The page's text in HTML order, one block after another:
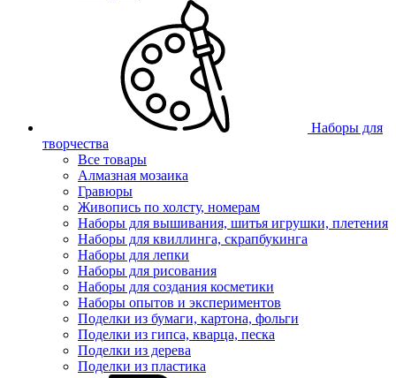
Наборы для
творчества
Все товары
Алмазная мозаика
Гравюры
Живопись по холсту, номерам
Наборы для вышивания, шитья игрушки, плетения
Наборы для квиллинга, скрапбукинга
Наборы для лепки
Наборы для рисования
Наборы для создания косметики
Наборы опытов и экспериментов
Поделки из бумаги, картона, фольги
Поделки из гипса, кварца, песка
Поделки из дерева
Поделки из пластика